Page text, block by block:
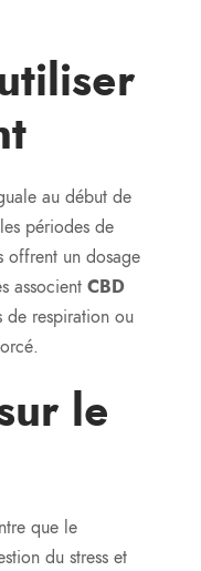
au début de
périodes de
offrent un dosage
associent CBD
de respiration ou
le
que le
du stress et